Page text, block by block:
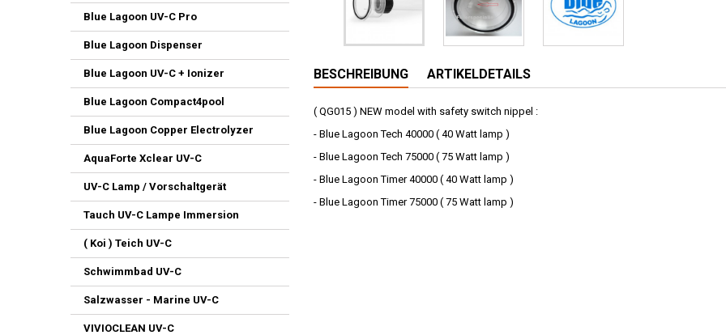
Blue Lagoon UV-C Pro
Blue Lagoon Dispenser
Blue Lagoon UV-C + Ionizer
Blue Lagoon Compact4pool
Blue Lagoon Copper Electrolyzer
AquaForte Xclear UV-C
UV-C Lamp / Vorschaltgerät
Tauch UV-C Lampe Immersion
( Koi ) Teich UV-C
Schwimmbad UV-C
Salzwasser - Marine UV-C
VIVIOCLEAN UV-C
BESCHREIBUNG ARTIKELDETAILS
( QG015 ) NEW model with safety switch nippel :
- Blue Lagoon Tech 40000 ( 40 Watt lamp )
- Blue Lagoon Tech 75000 ( 75 Watt lamp )
- Blue Lagoon Timer 40000 ( 40 Watt lamp )
- Blue Lagoon Timer 75000 ( 75 Watt lamp )